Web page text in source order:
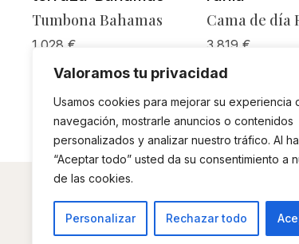
Valoramos tu privacidad
Usamos cookies para mejorar su experiencia
navegación, mostrarle anuncios o contenidos
personalizados y analizar nuestro tráfico. Al
“Aceptar todo” usted da su consentimiento a
de las cookies.
Personalizar Rechazar todo
Tumbona Bahamas
1.028€
Cama de día
3.819 €